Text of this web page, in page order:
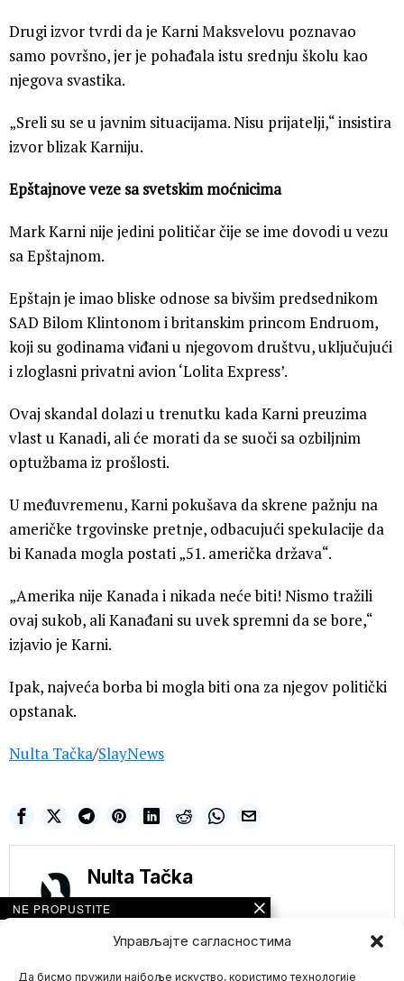
Управљајте сагласностима
Да бисмо пружили најбоље искуство, користимо технологије
Drugi izvor tvrdi da je Karni Maksvelovu poznavao
samo površno, jer je pohađala istu srednju školu kao
njegova svastika.
„Sreli su se u javnim situacijama. Nisu prijatelji,“ insistira
izvor blizak Karniju.
Epštajnove veze sa svetskim moćnicima
Mark Karni nije jedini političar čije se ime dovodi u vezu
sa Epštajnom.
Epštajn je imao bliske odnose sa bivšim predsednikom
SAD Bilom Klintonom i britanskim princom Endruom,
koji su godinama viđani u njegovom društvu, uključujući
i zloglasni privatni avion ‘Lolita Express’.
Ovaj skandal dolazi u trenutku kada Karni preuzima
vlast u Kanadi, ali će morati da se suoči sa ozbiljnim
optužbama iz prošlosti.
U međuvremenu, Karni pokušava da skrene pažnju na
američke trgovinske pretnje, odbacujući spekulacije da
bi Kanada mogla postati „51. američka država“.
„Amerika nije Kanada i nikada neće biti! Nismo tražili
ovaj sukob, ali Kanađani su uvek spremni da se bore,“
izjavio je Karni.
Ipak, najveća borba bi mogla biti ona za njegov politički
opstanak.
Nulta Tačka/SlayNews
Nulta Tačka
NE PROPUSTITE
Greta Tunberg
deportovana iz